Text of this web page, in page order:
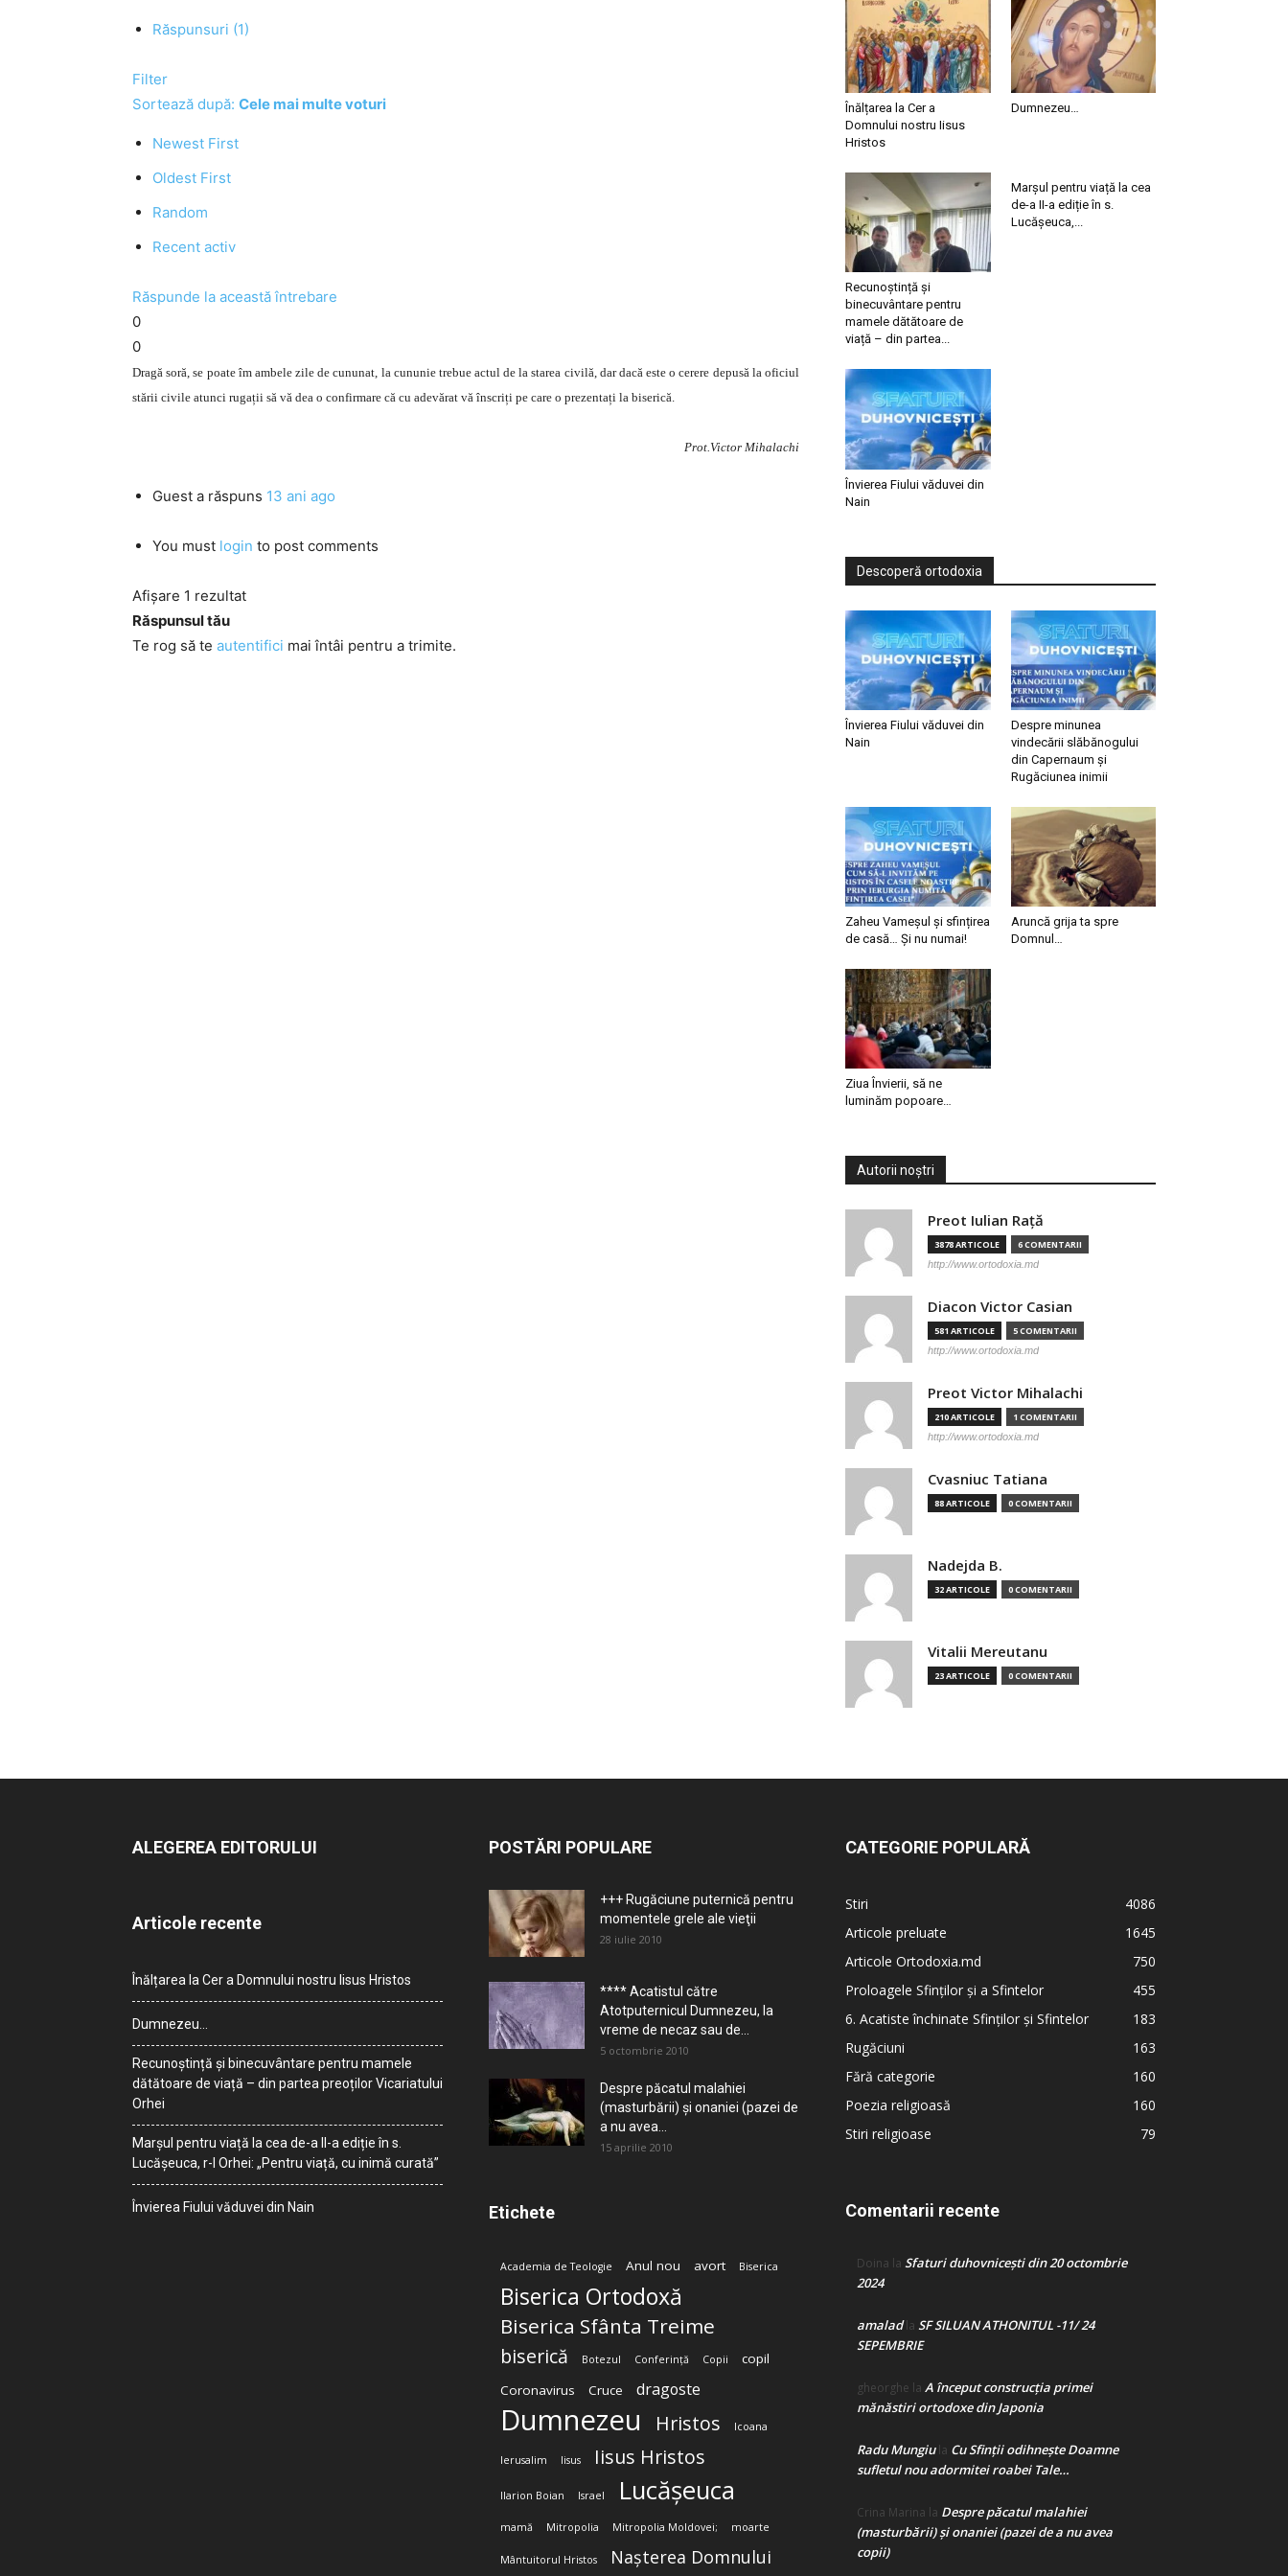
Răspunsuri (1)
Filter
Sortează după: Cele mai multe voturi
Newest First
Oldest First
Random
Recent activ
Răspunde la această întrebare
0
0
Dragă soră, se poate îm ambele zile de cununat, la cununie trebue actul de la starea civilă, dar dacă este o cerere depusă la oficiul
stării civile atunci rugații să vă dea o confirmare că cu adevărat vă înscriți pe care o prezentați la biserică.
Prot.Victor Mihalachi
Guest a răspuns 13 ani ago
You must login to post comments
Afișare 1 rezultat
Răspunsul tău
Te rog să te autentifici mai întâi pentru a trimite.
Înălțarea la Cer a
Domnului nostru Iisus
Hristos
Dumnezeu…
Recunoștință și
binecuvântare pentru
mamele dătătoare de
viață – din partea...
Marșul pentru viață la cea
de-a II-a ediție în s.
Lucășeuca,...
Învierea Fiului văduvei din
Nain
Descoperă ortodoxia
Învierea Fiului văduvei din
Nain
Despre minunea
vindecării slăbănogului
din Capernaum și
Rugăciunea inimii
Zaheu Vameșul și sfințirea
de casă… Și nu numai!
Aruncă grija ta spre
Domnul…
Ziua Învierii, să ne
luminăm popoare…
Autorii noștri
Preot Iulian Raţă
3878 ARTICOLE 6 COMENTARII
http://www.ortodoxia.md
Diacon Victor Casian
581 ARTICOLE 5 COMENTARII
http://www.ortodoxia.md
Preot Victor Mihalachi
210 ARTICOLE 1 COMENTARII
http://www.ortodoxia.md
Cvasniuc Tatiana
88 ARTICOLE 0 COMENTARII
Nadejda B.
32 ARTICOLE 0 COMENTARII
Vitalii Mereutanu
23 ARTICOLE 0 COMENTARII
ALEGEREA EDITORULUI
Articole recente
Înălțarea la Cer a Domnului nostru Iisus Hristos
Dumnezeu…
Recunoștință și binecuvântare pentru mamele
dătătoare de viață – din partea preoților Vicariatului
Orhei
Marșul pentru viață la cea de-a II-a ediție în s.
Lucășeuca, r-l Orhei: „Pentru viață, cu inimă curată”
Învierea Fiului văduvei din Nain
POSTĂRI POPULARE
+++ Rugăciune puternică pentru
momentele grele ale vieţii
28 iulie 2010
**** Acatistul către
Atotputernicul Dumnezeu, la
vreme de necaz sau de...
5 octombrie 2010
Despre păcatul malahiei
(masturbării) şi onaniei (pazei de
a nu avea...
15 aprilie 2010
Etichete
Academia de Teologie Anul nou avort Biserica
Biserica Ortodoxă
Biserica Sfânta Treime
biserică Botezul Conferință Copii
copil
Coronavirus
Cruce dragoste
Dumnezeu Hristos Icoana
Ierusalim Iisus Iisus Hristos
Ilarion Boian Israel Lucășeuca
mamă Mitropolia Mitropolia Moldovei; moarte
Mântuitorul Hristos Nașterea Domnului
CATEGORIE POPULARĂ
Stiri
4086
Articole preluate
1645
Articole Ortodoxia.md
750
Proloagele Sfinților și a Sfintelor
455
6. Acatiste închinate Sfinților și Sfintelor
183
Rugăciuni
163
Fără categorie
160
Poezia religioasă
160
Stiri religioase
79
Comentarii recente
Doina la Sfaturi duhovnicești din 20 octombrie
2024
amaladla SF SILUAN ATHONITUL -11/ 24
SEPEMBRIE
gheorghe la A început construcţia primei
mănăstiri ortodoxe din Japonia
Radu Mungiula Cu Sfinții odihnește Doamne
sufletul nou adormitei roabei Tale…
Crina Marina la Despre păcatul malahiei
(masturbării) şi onaniei (pazei de a nu avea
copii)